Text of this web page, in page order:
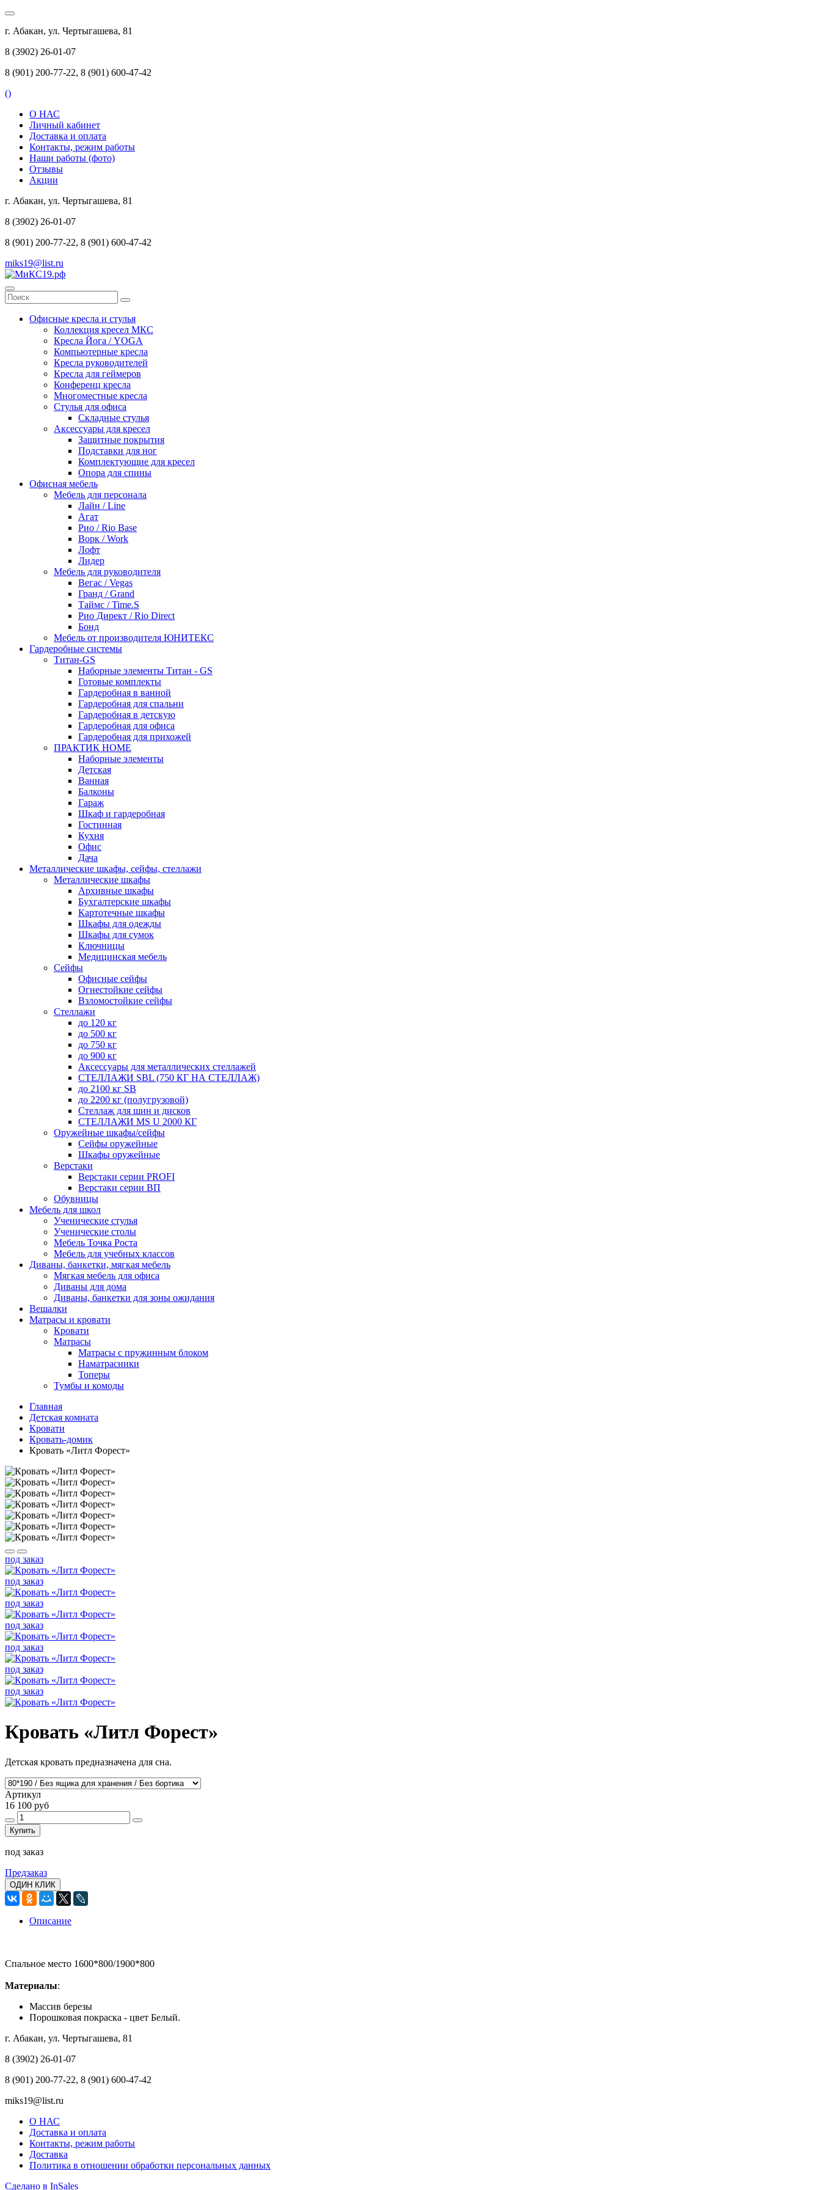
г. Абакан, ул. Чертыгашева, 81
8 (3902) 26-01-07
8 (901) 200-77-22, 8 (901) 600-47-42
()
О НАС
Личный кабинет
Доставка и оплата
Контакты, режим работы
Наши работы (фото)
Отзывы
Акции
г. Абакан, ул. Чертыгашева, 81
8 (3902) 26-01-07
8 (901) 200-77-22, 8 (901) 600-47-42
miks19@list.ru
Офисные кресла и стулья
Коллекция кресел МКС
Кресла Йога / YOGA
Компьютерные кресла
Кресла руководителей
Кресла для геймеров
Конференц кресла
Многоместные кресла
Стулья для офиса
Складные стулья
Аксессуары для кресел
Защитные покрытия
Подставки для ног
Комплектующие для кресел
Опора для спины
Офисная мебель
Мебель для персонала
Лайн / Line
Агат
Рио / Rio Base
Ворк / Work
Лофт
Лидер
Мебель для руководителя
Вегас / Vegas
Гранд / Grand
Таймс / Time.S
Рио Директ / Rio Direct
Бонд
Мебель от производителя ЮНИТЕКС
Гардеробные системы
Титан-GS
Наборные элементы Титан - GS
Готовые комплекты
Гардеробная в ванной
Гардеробная для спальни
Гардеробная в детскую
Гардеробная для офиса
Гардеробная для прихожей
ПРАКТИК HOME
Наборные элементы
Детская
Ванная
Балконы
Гараж
Шкаф и гардеробная
Гостинная
Кухня
Офис
Дача
Металлические шкафы, сейфы, стеллажи
Металлические шкафы
Архивные шкафы
Бухгалтерские шкафы
Картотечные шкафы
Шкафы для одежды
Шкафы для сумок
Ключницы
Медицинская мебель
Сейфы
Офисные сейфы
Огнестойкие сейфы
Взломостойкие сейфы
Стеллажи
до 120 кг
до 500 кг
до 750 кг
до 900 кг
Аксессуары для металлических стеллажей
СТЕЛЛАЖИ SBL (750 КГ НА СТЕЛЛАЖ)
до 2100 кг SB
до 2200 кг (полугрузовой)
Стеллаж для шин и дисков
СТЕЛЛАЖИ MS U 2000 КГ
Оружейные шкафы/сейфы
Сейфы оружейные
Шкафы оружейные
Верстаки
Верстаки серии PROFI
Верстаки серии ВП
Обувницы
Мебель для школ
Ученические стулья
Ученические столы
Мебель Точка Роста
Мебель для учебных классов
Диваны, банкетки, мягкая мебель
Мягкая мебель для офиса
Диваны для дома
Диваны, банкетки для зоны ожидания
Вешалки
Матрасы и кровати
Кровати
Матрасы
Матрасы с пружинным блоком
Наматрасники
Топеры
Тумбы и комоды
Главная
Детская комната
Кровати
Кровать-домик
Кровать «Литл Форест»
под заказ
под заказ
под заказ
под заказ
под заказ
под заказ
под заказ
Кровать «Литл Форест»
Детская кровать предназначена для сна.
Артикул
16 100 руб
Купить
под заказ
Предзаказ
ОДИН КЛИК
Описание
Спальное место 1600*800/1900*800
Материалы:
Массив березы
Порошковая покраска - цвет Белый.
г. Абакан, ул. Чертыгашева, 81
8 (3902) 26-01-07
8 (901) 200-77-22, 8 (901) 600-47-42
miks19@list.ru
О НАС
Доставка и оплата
Контакты, режим работы
Доставка
Политика в отношении обработки персональных данных
Сделано в InSales